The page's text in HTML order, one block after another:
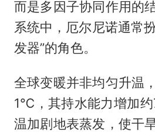
而是多因子协同作用的
系统中，厄尔尼诺通常
发器”的角色。
全球变暖并非均匀升温
1℃，其持水能力增加约
温加剧地表蒸发，使干